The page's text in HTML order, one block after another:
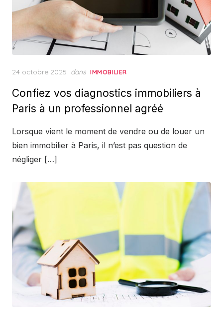
Posted
24 octobre 2025 dans IMMOBILIER
Confiez vos diagnostics immobiliers à
Paris à un professionnel agréé
Lorsque vient le moment de vendre ou de louer un
bien immobilier à Paris, il n’est pas question de
négliger […]